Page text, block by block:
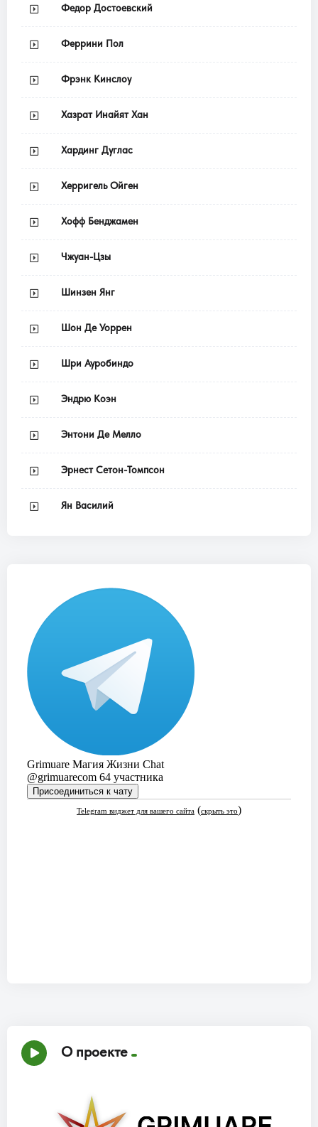
Федор Достоевский
Феррини Пол
Фрэнк Кинслоу
Хазрат Инайят Хан
Хардинг Дуглас
Херригель Ойген
Хофф Бенджамен
Чжуан-Цзы
Шинзен Янг
Шон Де Уоррен
Шри Ауробиндо
Эндрю Коэн
Энтони Де Мелло
Эрнест Сетон-Томпсон
Ян Василий
О проекте